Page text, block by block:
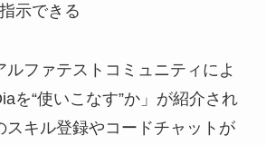
示できる
ファテストコミュニティによ
を“使いこなす”か」が紹介され
スキル登録やコードチャットが